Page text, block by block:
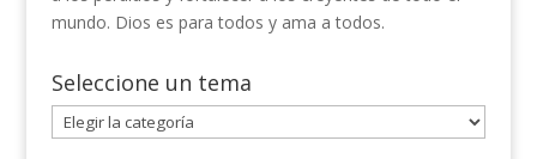
mundo. Dios es para todos y ama a todos.
Seleccione un tema
Seleccione
un